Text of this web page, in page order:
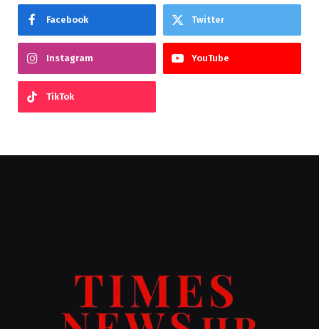
Facebook Twitter
Instagram YouTube
TikTok